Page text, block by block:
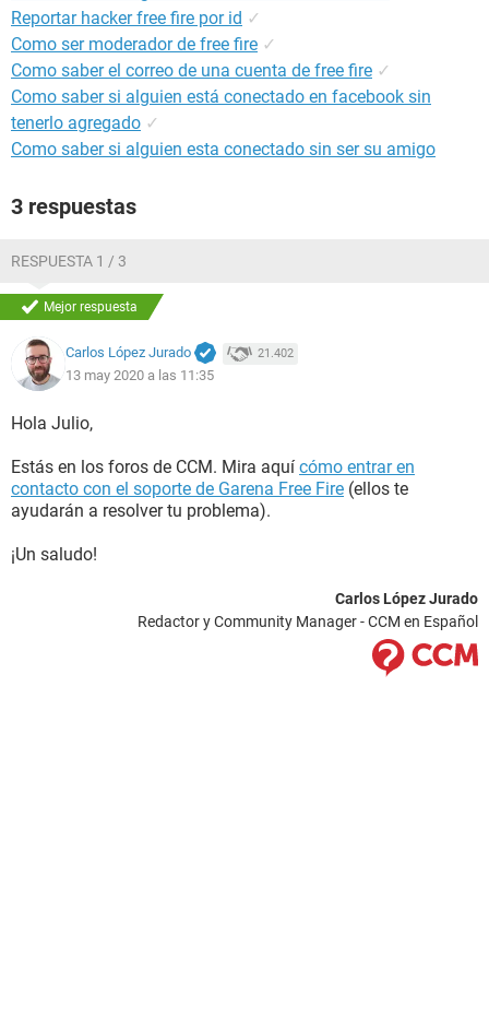
Reportar hacker free fire por id ✓
Como ser moderador de free fire ✓
Como saber el correo de una cuenta de free fire ✓
Como saber si alguien está conectado en facebook sin
tenerlo agregado ✓
Como saber si alguien esta conectado sin ser su amigo
3 respuestas
RESPUESTA 1 / 3
Mejor respuesta
Carlos López Jurado 21.402
13 may 2020 a las 11:35
Hola Julio,
Estás en los foros de CCM. Mira aquí cómo entrar en
contacto con el soporte de Garena Free Fire (ellos te
ayudarán a resolver tu problema).
¡Un saludo!
Carlos López Jurado
Redactor y Community Manager - CCM en Español